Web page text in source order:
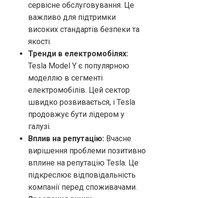
сервісне обслуговування. Це
важливо для підтримки
високих стандартів безпеки та
якості.
Тренди в електромобілях:
Tesla Model Y є популярною
моделлю в сегменті
електромобілів. Цей сектор
швидко розвивається, і Tesla
продовжує бути лідером у
галузі.
Вплив на репутацію: Вчасне
вирішення проблеми позитивно
вплине на репутацію Tesla. Це
підкреслює відповідальність
компанії перед споживачами.